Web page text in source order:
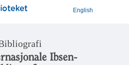
English
Ibsen-